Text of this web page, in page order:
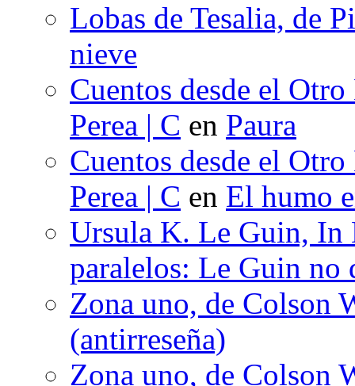
Lobas de Tesalia, de
nieve
Cuentos desde el
Perea | C en Paura
Cuentos desde el
Perea | C en El humo
Ursula K. Le Guin, In
paralelos: Le Guin no
Zona uno, de Colson
(antirreseña)
Zona uno, de Colson